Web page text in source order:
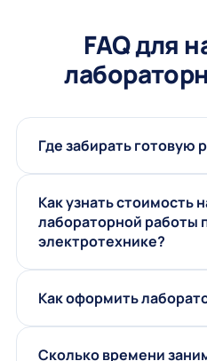
FAQ для
Где забирать готовую
Как узнать стоимость
лабораторной работы
электротехнике?
Как оформить
Сколько времени